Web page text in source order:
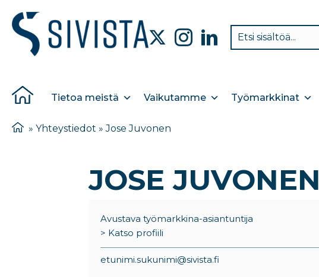
Tietoa meistä Vaikutamme Työmarkkinat
» Yhteystiedot »Jose Juvonen
JOSE JUVONEN
Avustava työmarkkina-asiantuntija
> Katso profiili
etunimi.sukunimi@sivista.fi